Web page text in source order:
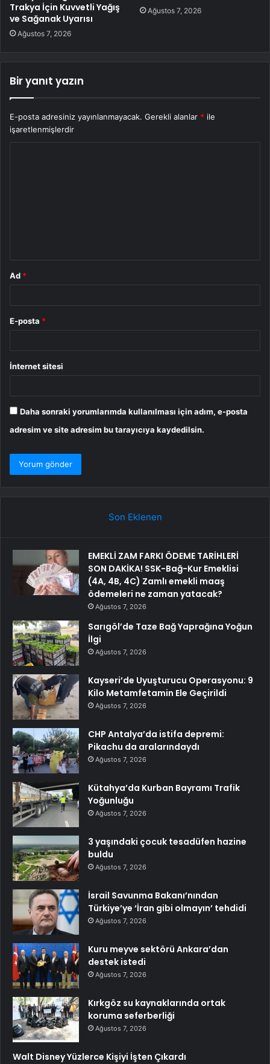
Trakya İçin Kuvvetli Yağış
ve Sağanak Uyarısı
Ağustos 7, 2026
Ağustos 7, 2026
Bir yanıt yazın
E-posta adresiniz yayınlanmayacak. Gerekli alanlar * ile
işaretlenmişlerdir
Ad *
E-posta *
İnternet sitesi
Daha sonraki yorumlarımda kullanılması için adım, e-posta
adresim ve site adresim bu tarayıcıya kaydedilsin.
Son Eklenen
EMEKLİ ZAM FARKI ÖDEME TARİHLERİ
SON DAKİKA! SSK-Bağ-Kur Emeklisi
(4A, 4B, 4C) Zamlı emekli maaş
ödemeleri ne zaman yatacak?
Ağustos 7, 2026
Sarıgöl’de Taze Bağ Yaprağına Yoğun
İlgi
Ağustos 7, 2026
Kayseri’de Uyuşturucu Operasyonu: 9
Kilo Metamfetamin Ele Geçirildi
Ağustos 7, 2026
CHP Antalya’da istifa depremi:
Pikachu da aralarındaydı
Ağustos 7, 2026
Kütahya’da Kurban Bayramı Trafik
Yoğunluğu
Ağustos 7, 2026
3 yaşındaki çocuk tesadüfen hazine
buldu
Ağustos 7, 2026
İsrail Savunma Bakanı’nından
Türkiye’ye ‘İran gibi olmayın’ tehdidi
Ağustos 7, 2026
Kuru meyve sektörü Ankara’dan
destek istedi
Ağustos 7, 2026
Kırkgöz su kaynaklarında ortak
koruma seferberliği
Ağustos 7, 2026
Walt Disney Yüzlerce Kişiyi İşten Çıkardı